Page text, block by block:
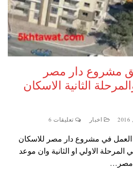
مشروع دار مصر
الثانية الاسكان
اخبار تعليقات 6
العمل في مشروع دار مصر للاسكان
الاولي او الثانية وان موعد
مصر…